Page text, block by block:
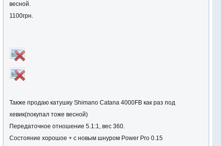
весной.
1100грн.
Также продаю катушку Shimano Catana 4000FB как раз под
хевик(покупал тоже весной)
Передаточное отношение 5.1:1, вес 360.
Состояние хорошое + с новым шнуром Power Pro 0.15